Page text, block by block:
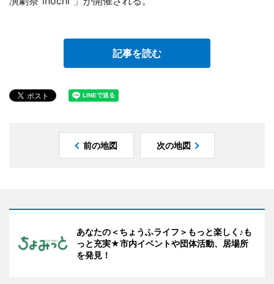
記事を読む
前の地図 次の地図
あなたの＜ちょうふライフ＞もっと楽しく♪も
っと充実★市内イベントや団体活動、居場所
を発見！